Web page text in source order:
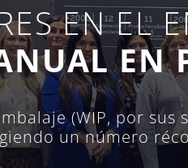
EN EL
EN
(WIP, por
un número